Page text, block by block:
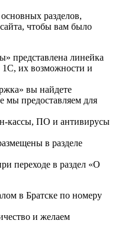
разделов,
чтобы вам было
представлена линейка
их возможности и
вы найдете
мы предоставляем для
кассы, ПО и антивирусы
в разделе
переходе в раздел «О
в Братске по номеру
и желаем